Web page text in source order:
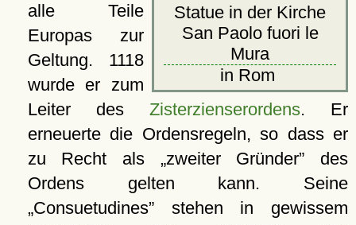
Statue in der Kirche
San Paolo fuori le
Mura
in Rom
alle Teile
Europas zur
Geltung. 1118
wurde er zum
Leiter des Zisterzienserordens. Er
erneuerte die Ordensregeln, so dass er
zu Recht als
zweiter Gründer
des
Ordens gelten kann. Seine
Consuetudines stehen in gewissem